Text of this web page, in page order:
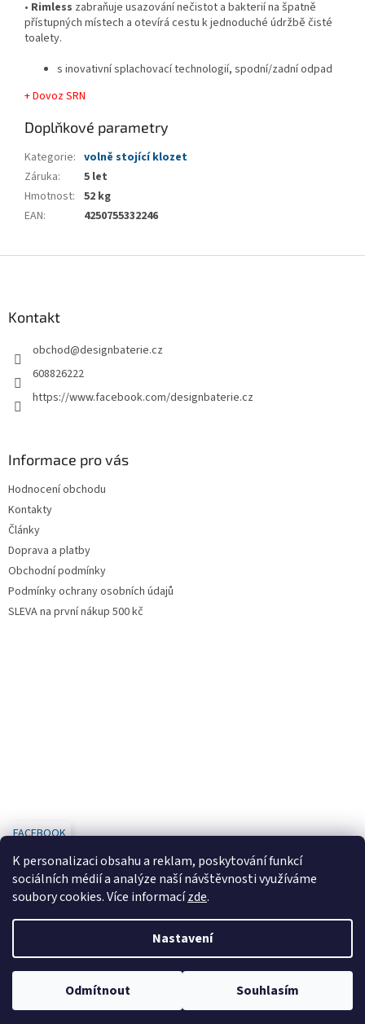
K personalizaci obsahu a reklam, poskytování funkcí
sociálních médií a analýze naší návštěvnosti využíváme
soubory cookies. Více informacízde.
Nastavení
Odmítnout Souhlasím
• Rimless zabraňuje usazování nečistot a bakterií na špatně
přístupných místech a otevírá cestu k jednoduché údržbě čisté
toalety.
s inovativní splachovací technologií, spodní/zadní odpad
+ Dovoz SRN
Doplňkové parametry
Kategorie: volně stojící klozet
Záruka:
5 let
Hmotnost: 52 kg
EAN: 4250755332246
Kontakt
obchod@designbaterie.cz
608826222
https://www.facebook.com/designbaterie.cz
Informace pro vás
Hodnocení obchodu
Kontakty
Články
Doprava a platby
Obchodní podmínky
Podmínky ochrany osobních údajů
SLEVA na první nákup 500 kč
FACEBOOK
Copyright 2026www.designbaterie.cz. Všechna práva vyhrazena.
Upravit nastavení cookies